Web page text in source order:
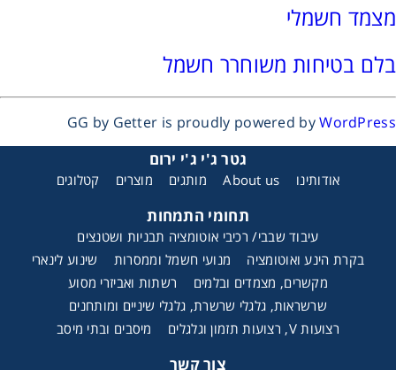
מצמד חשמלי
בלם בטיחות משוחרר חשמל
GG by Getter is proudly powered byWordPress
גטר ג'י ג'י ירום
אודותינו About us מותגים מוצרים קטלוגים
תחומי התמחות
עיבוד שבבי/ רכיבי אוטומציה תבניות ושטנצים
בקרת הינע ואוטומציה
מנועי חשמל וממסרות
שינוע לינארי
מקשרים, מצמדים ובלמים
רשתות ואביזרי מסוע
שרשראות, גלגלי שרשרת, גלגלי שיניים ומותחנים
רצועות V, רצועות תזמון וגלגלים
מיסבים ובתי מיסב
צור קשר
בלם RINGSPANN
שינוע ליניארי
עיבוד שבבי/רכיבי אוטומציה, תבניות ושטנצים
פיקוד ובקרה